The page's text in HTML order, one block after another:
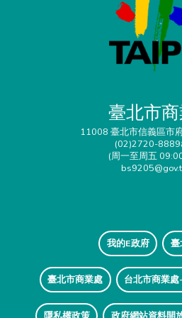
臺北市
11008 臺北市信義區市
(02)2720-
(周一至周五
我的E政府 臺
臺北市商業處 台北市商業處